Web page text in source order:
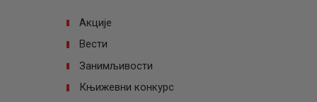
Акције
Вести
Занимљивости
Књижевни конкурс